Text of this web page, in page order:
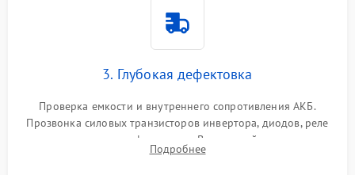
3. Глубокая дефектовка
Проверка емкости и внутреннего сопротивления АКБ.
Прозвонка силовых транзисторов инвертора, диодов, реле
переключения и трансформатора. Визуальный поиск вздутых
конденсаторов и прогаров на печатной плате.
Подробнее